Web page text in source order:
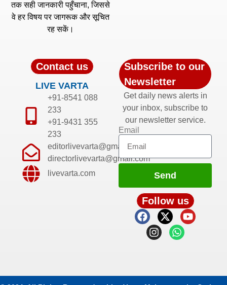
तक सही जानकारी पहुँचाना, जिससे
वे हर विषय पर जागरूक और सूचित
रह सकें।
Contact us
LIVE VARTA
+91-8541 088
233
+91-9431 355
233
editorlivevarta@gmail.com
directorlivevarta@gmail.com
livevarta.com
Subscribe to our
Newsletter
Get daily news alerts in
your inbox, subscribe to
our newsletter service.
Email
Send
Follow us